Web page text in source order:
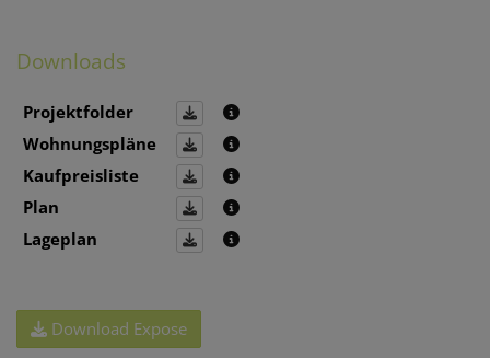
Downloads
Projektfolder
Wohnungspläne
Kaufpreisliste
Plan
Lageplan
Download Expose